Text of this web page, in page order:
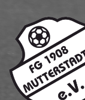
content